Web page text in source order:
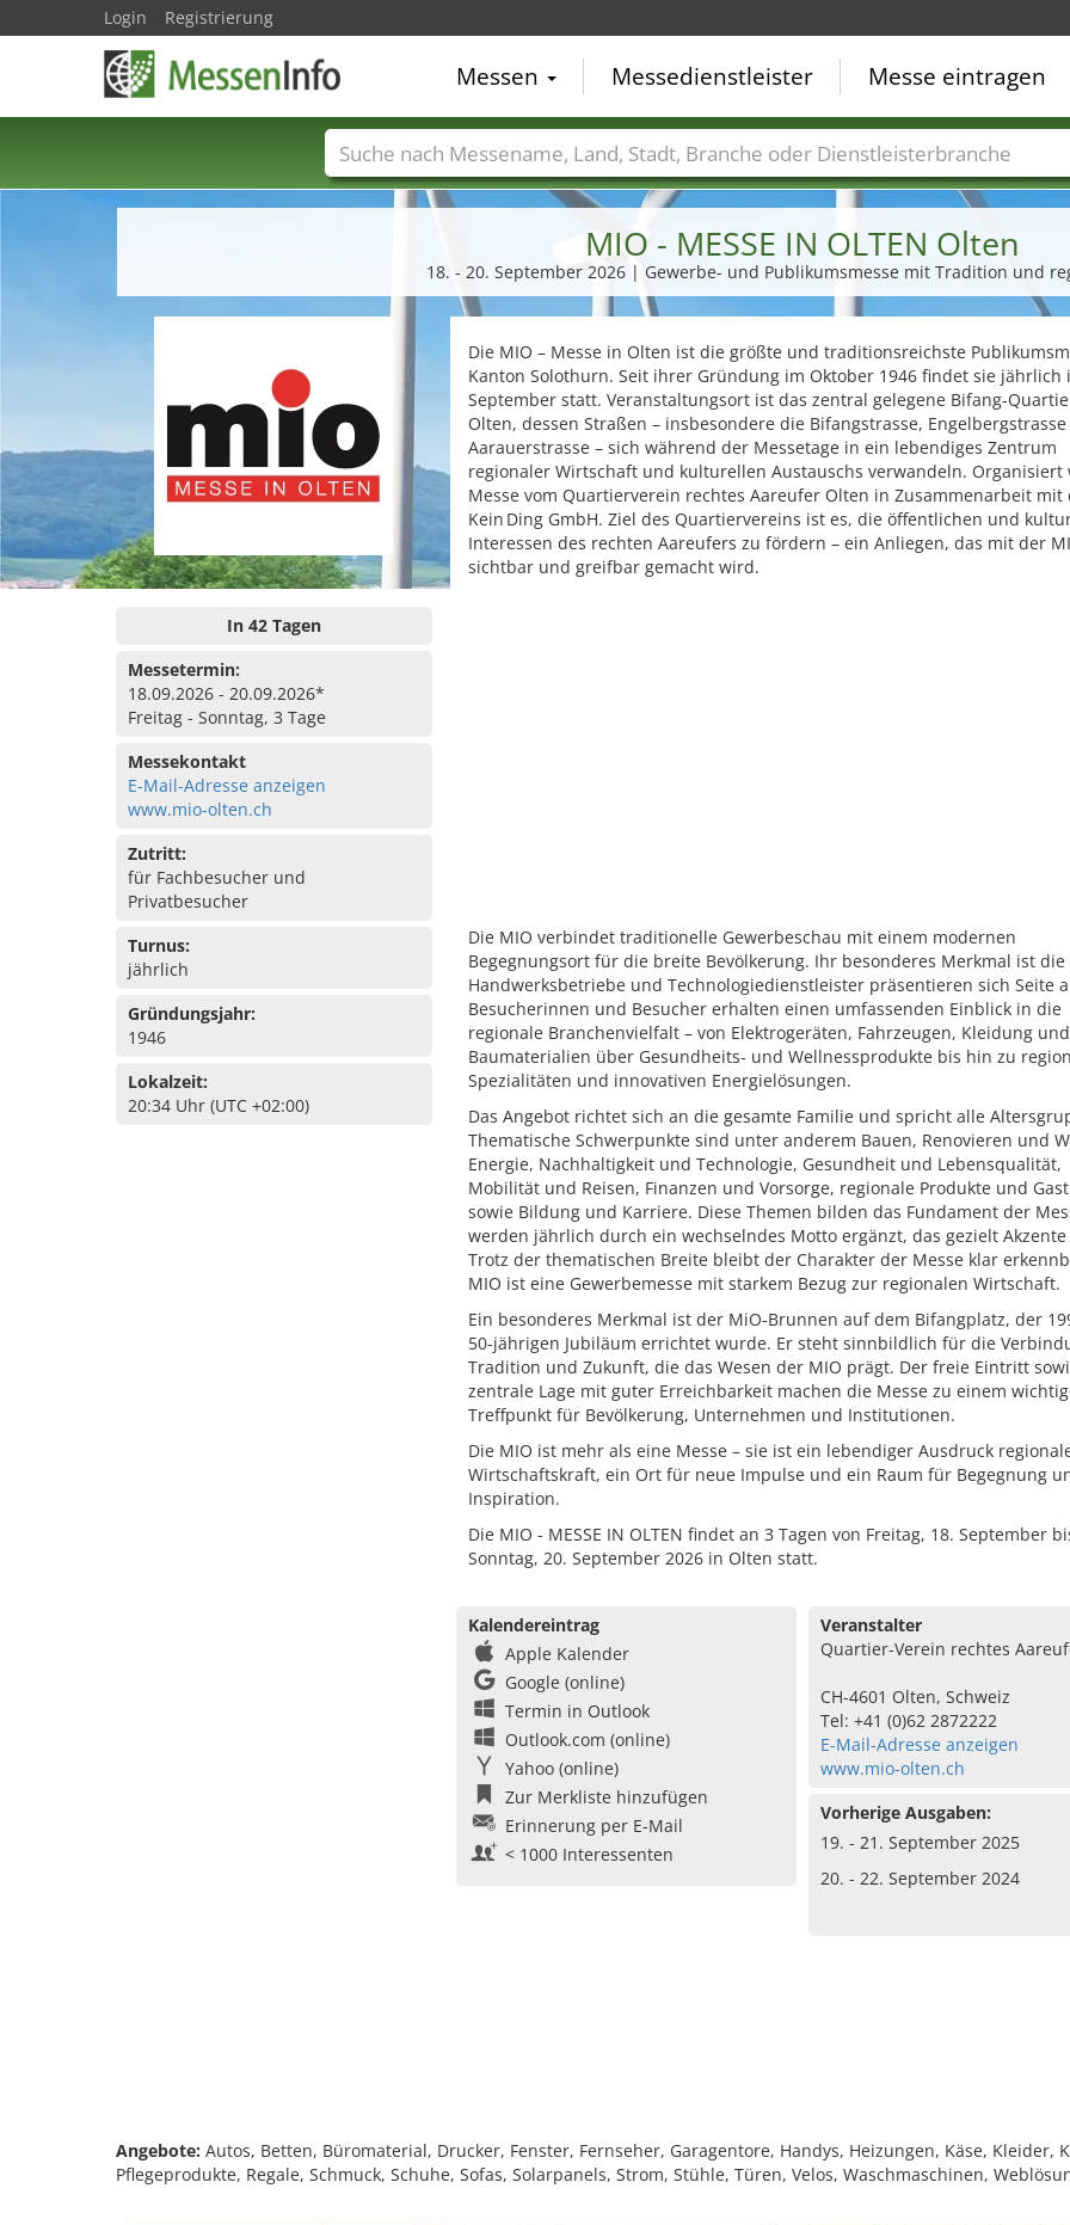
MIO - MESSE IN OLTEN Olten
18. - 20. September 2026 | Gewerbe- und Publikumsmesse mit Tradition und
In 42 Tagen
Messetermin:
18.09.2026 - 20.09.2026*
Freitag - Sonntag, 3 Tage
Messekontakt
E-Mail-Adresse anzeigen
www.mio-olten.ch
Zutritt:
für Fachbesucher und
Privatbesucher
Turnus:
jährlich
Gründungsjahr:
1946
Lokalzeit:
20:34 Uhr (UTC +02:00)
Die MIO – Messe in Olten ist die größte und traditionsreichste
Kanton Solothurn. Seit ihrer Gründung im Oktober 1946 findet sie jährlich
September statt. Veranstaltungsort ist das zentral gelegene Bifang-
Olten, dessen Straßen – insbesondere die Bifangstrasse,
Aarauerstrasse – sich während der Messetage in ein lebendiges Zentrum
regionaler Wirtschaft und kulturellen Austauschs verwandeln. Organisiert
Messe vom Quartierverein rechtes Aareufer Olten in Zusammenarbeit mit
Kein Ding GmbH. Ziel des Quartiervereins ist es, die öffentlichen und
Interessen des rechten Aareufers zu fördern – ein Anliegen, das mit der
sichtbar und greifbar gemacht wird.
Die MIO verbindet traditionelle Gewerbeschau mit einem modernen
Begegnungsort für die breite Bevölkerung. Ihr besonderes Merkmal ist die
Handwerksbetriebe und Technologiedienstleister präsentieren sich Seite
Besucherinnen und Besucher erhalten einen umfassenden Einblick in die
regionale Branchenvielfalt – von Elektrogeräten, Fahrzeugen, Kleidung und
Baumaterialien über Gesundheits- und Wellnessprodukte bis hin zu
Spezialitäten und innovativen Energielösungen.
Das Angebot richtet sich an die gesamte Familie und spricht alle
Thematische Schwerpunkte sind unter anderem Bauen, Renovieren und
Energie, Nachhaltigkeit und Technologie, Gesundheit und Lebensqualität,
Mobilität und Reisen, Finanzen und Vorsorge, regionale Produkte und
sowie Bildung und Karriere. Diese Themen bilden das Fundament der
werden jährlich durch ein wechselndes Motto ergänzt, das gezielt
Trotz der thematischen Breite bleibt der Charakter der Messe klar
MIO ist eine Gewerbemesse mit starkem Bezug zur regionalen Wirtschaft.
Ein besonderes Merkmal ist der MiO-Brunnen auf dem Bifangplatz, der
50-jährigen Jubiläum errichtet wurde. Er steht sinnbildlich für die
Tradition und Zukunft, die das Wesen der MIO prägt. Der freie Eintritt
zentrale Lage mit guter Erreichbarkeit machen die Messe zu einem
Treffpunkt für Bevölkerung, Unternehmen und Institutionen.
Die MIO ist mehr als eine Messe – sie ist ein lebendiger Ausdruck
Wirtschaftskraft, ein Ort für neue Impulse und ein Raum für Begegnung
Inspiration.
Die MIO - MESSE IN OLTEN findet an 3 Tagen von Freitag, 18. September
Sonntag, 20. September 2026 in Olten statt.
Kalendereintrag
Apple Kalender
Google (online)
Termin in Outlook
Outlook.com (online)
Yahoo (online)
Zur Merkliste hinzufügen
Erinnerung per E-Mail
< 1000 Interessenten
Veranstalter
Quartier-Verein rechtes
CH-4601 Olten, Schweiz
Tel: +41 (0)62 2872222
E-Mail-Adresse anzeigen
www.mio-olten.ch
Vorherige Ausgaben:
19. - 21. September 2025
20. - 22. September 2024
Angebote: Autos, Betten, Büromaterial, Drucker, Fenster, Fernseher, Garagentore, Handys, Heizungen, Käse,
Pflegeprodukte, Regale, Schmuck, Schuhe, Sofas, Solarpanels, Strom, Stühle, Türen, Velos, Waschmaschinen,
Login Registrierung
Messen Messedienstleister Messe eintragen
Messenamen Länder Städte Branchen Dienstleisterbranchen